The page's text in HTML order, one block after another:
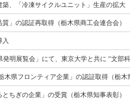
築、「冷凍サイクルユニット」生産の拡大
質」の認証再取得（栃木県商工会連合会）
入
発明展覧会」にて、東京大学と共に ”文部
木県フロンティア企業」の認証取得（栃
とちぎの企業」の受賞（栃木県知事表彰）